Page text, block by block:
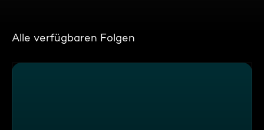
Alle verfügbaren Folgen